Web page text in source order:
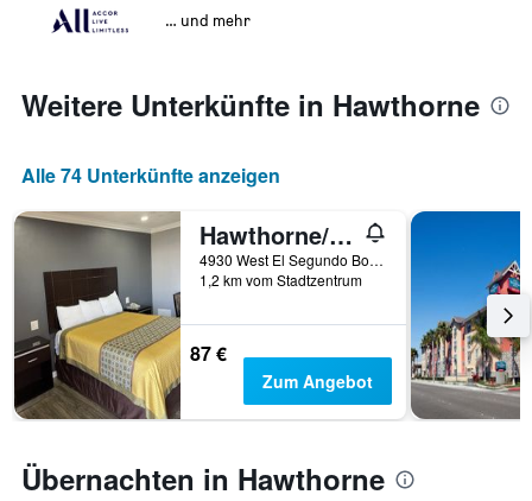
… und mehr
Weitere Unterkünfte in Hawthorne
Alle 74 Unterkünfte anzeigen
Hawthorne/El Segundo Inn
4930 West El Segundo Boulevard, Hawthorne, CA, USA
1,2 km vom Stadtzentrum
87 €
Zum Angebot
Übernachten in Hawthorne